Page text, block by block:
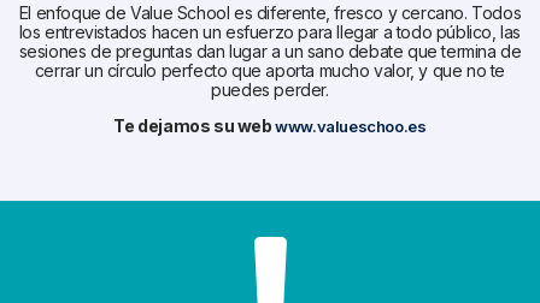
El enfoque de Value School es diferente, fresco y cercano. Todos
los entrevistados hacen un esfuerzo para llegar a todo público, las
sesiones de preguntas dan lugar a un sano debate que termina de
cerrar un círculo perfecto que aporta mucho valor, y que no te
puedes perder.
Te dejamos su webwww.valueschoo.es